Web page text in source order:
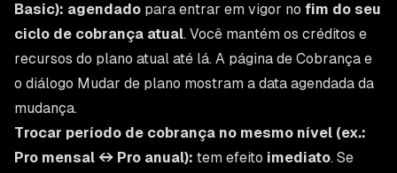
Basic): agendado para entrar em vigor no fim do seu
ciclo de cobrança atual. Você mantém os créditos e
recursos do plano atual até lá. A página de Cobrança e
o diálogo Mudar de plano mostram a data agendada da
mudança.
Trocar período de cobrança no mesmo nível (ex.:
Pro mensal ↔ Pro anual): tem efeito imediato. Se